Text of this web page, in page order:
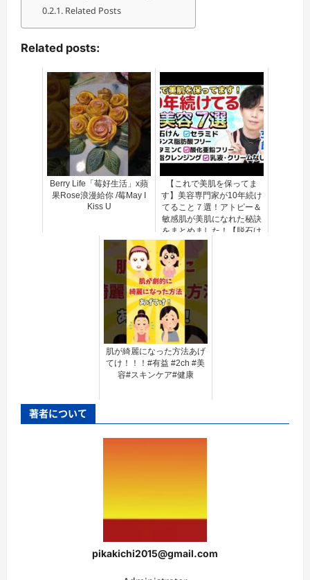
Related Posts
Related posts:
Berry Life「莓好生活」x蘋
果Rose浪漫給你 /莓May I
Kiss U
【これで美肌を保ってま
す】美容専門家が10年続け
てること７選！アトピー＆
敏感肌が美肌になれた秘訣
をまとめました！【脱石け
ん・セラミド・ビタミン
C】
肌が綺麗になった方法あげ
てけ！！！#有益 #2ch #美
容#スキンケア#健康
著者について
pikakichi2015@gmail.com